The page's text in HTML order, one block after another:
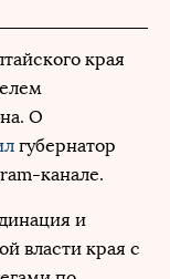
края
О
губернатор
канале.
и
власти края с